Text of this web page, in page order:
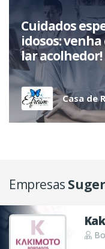
Cuidados
idosos:
lar acolhedor!
Casa de
Empresas